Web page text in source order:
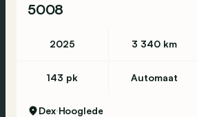
5008
2025 3 340 km
143 pk Automaat
Dex Hooglede